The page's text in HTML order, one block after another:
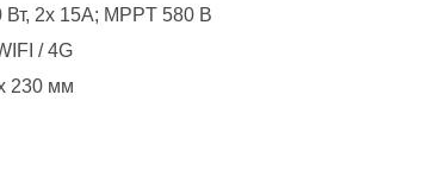
Вт, 2х 15А; MPPT 580 В
/ 4G
230 мм